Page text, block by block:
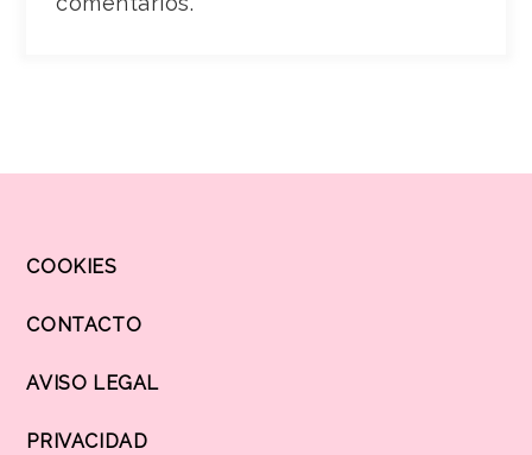
COOKIES
CONTACTO
AVISO LEGAL
PRIVACIDAD